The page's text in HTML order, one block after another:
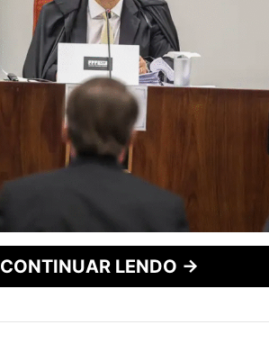
CONTINUAR LENDO →